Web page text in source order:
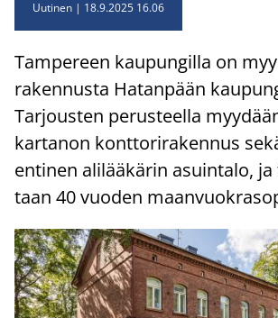
Uutinen 18.9.2025 16.06
Tam­pe­reen kau­pun­gil­la on
ra­ken­nus­ta Ha­tan­pään
Tar­jous­ten pe­rus­teel­la
kar­ta­non kont­to­ri­ra­ken­nus
en­ti­nen ali­lää­kä­rin asuin­ta­lo,
taan 40 vuo­den